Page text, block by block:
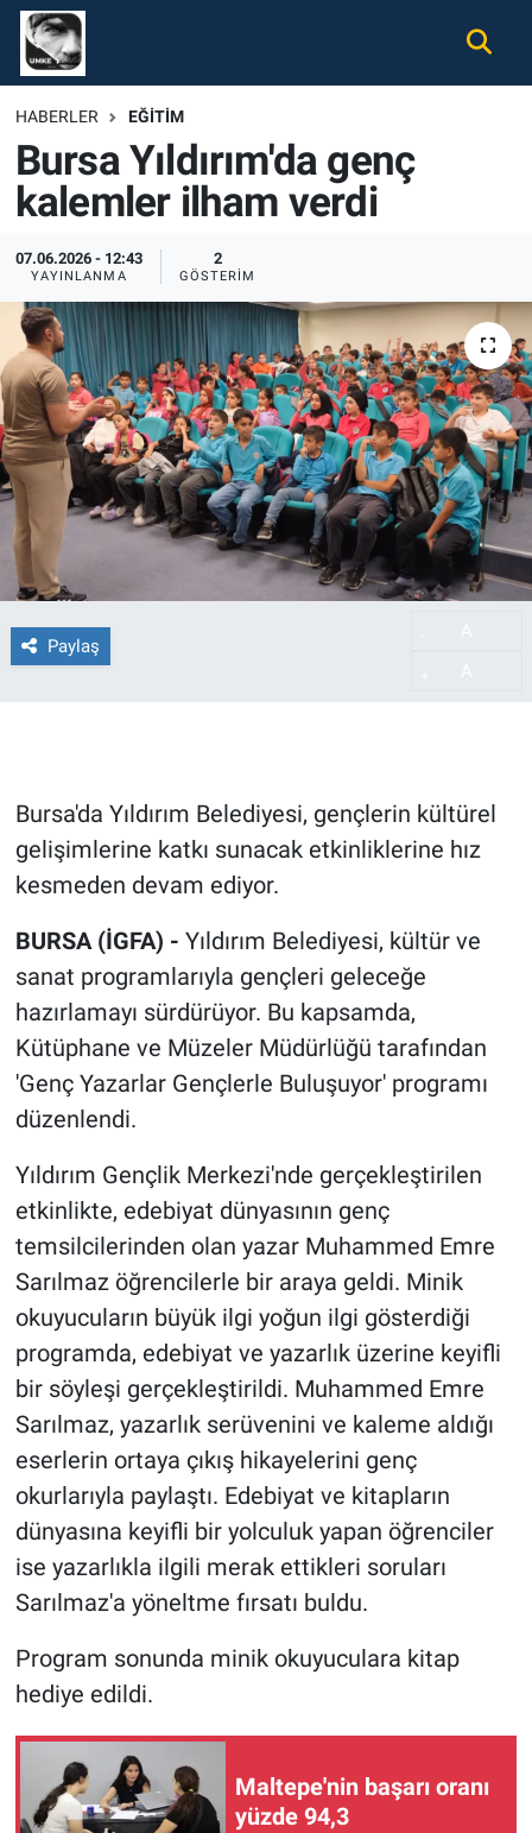
HABERLER EĞITIM
Bursa Yıldırım'da genç
kalemler ilham verdi
07.06.2026 - 12:43
YAYINLANMA
2
GÖSTERIM
Paylaş
Bursa'da Yıldırım Belediyesi, gençlerin kültürel
gelişimlerine katkı sunacak etkinliklerine hız
kesmeden devam ediyor.
BURSA (İGFA) - Yıldırım Belediyesi, kültür ve
sanat programlarıyla gençleri geleceğe
hazırlamayı sürdürüyor. Bu kapsamda,
Kütüphane ve Müzeler Müdürlüğü tarafından
'Genç Yazarlar Gençlerle Buluşuyor' programı
düzenlendi.
Yıldırım Gençlik Merkezi'nde gerçekleştirilen
etkinlikte, edebiyat dünyasının genç
temsilcilerinden olan yazar Muhammed Emre
Sarılmaz öğrencilerle bir araya geldi. Minik
okuyucuların büyük ilgi yoğun ilgi gösterdiği
programda, edebiyat ve yazarlık üzerine keyifli
bir söyleşi gerçekleştirildi. Muhammed Emre
Sarılmaz, yazarlık serüvenini ve kaleme aldığı
eserlerin ortaya çıkış hikayelerini genç
okurlarıyla paylaştı. Edebiyat ve kitapların
dünyasına keyifli bir yolculuk yapan öğrenciler
ise yazarlıkla ilgili merak ettikleri soruları
Sarılmaz'a yöneltme fırsatı buldu.
Program sonunda minik okuyuculara kitap
hediye edildi.
Maltepe'nin başarı oranı
yüzde 94,3
Gündem
Ekonomi
Spor
Magazin
Tüm Haberler
İletişim
Künye
Nöbetçi Eczaneler
Hava Durumu
Namaz Vakitleri
Trafik Durumu
Süper Lig Puan Durumu ve Fikstür
Tüm Manşetler
Son Dakika Haberleri
Haber Arşivi